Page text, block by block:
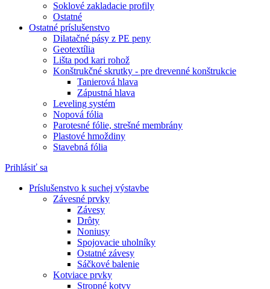
Soklové zakladacie profily
Ostatné
Ostatné príslušenstvo
Dilatačné pásy z PE peny
Geotextília
Lišta pod kari rohož
Konštrukčné skrutky - pre drevenné konštrukcie
Tanierová hlava
Zápustná hlava
Leveling systém
Nopová fólia
Parotesné fólie, strešné membrány
Plastové hmoždiny
Stavebná fólia
Prihlásiť sa
Príslušenstvo k suchej výstavbe
Závesné prvky
Závesy
Drôty
Noniusy
Spojovacie uholníky
Ostatné závesy
Sáčkové balenie
Kotviace prvky
Stropné kotvy